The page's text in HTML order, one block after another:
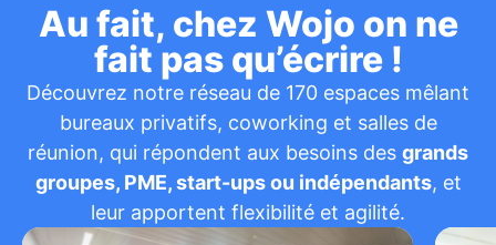
Au fait, chez Wojo on ne
fait pas qu’écrire !
Découvrez notre réseau de 170 espaces mêlant
bureaux privatifs, coworking et salles de
réunion, qui répondent aux besoins des grands
groupes, PME, start-ups ou indépendants, et
leur apportent flexibilité et agilité.